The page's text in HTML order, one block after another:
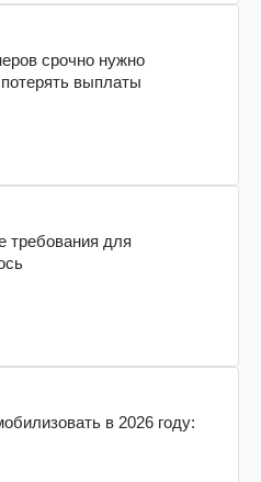
срочно нужно
выплаты
требования для
в 2026 году: